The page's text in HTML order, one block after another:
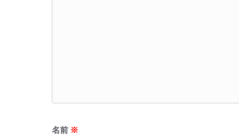
名前 ※